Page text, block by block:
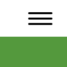
Toggle